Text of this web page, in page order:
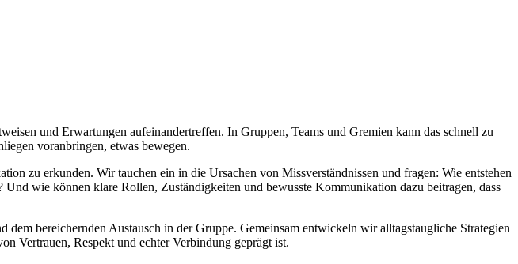
und Erwartungen aufeinandertreffen. In Gruppen, Teams und Gremien kann das schnell zu
voranbringen, etwas bewegen.
zu erkunden. Wir tauchen ein in die Ursachen von Missverständnissen und fragen: Wie entstehen
wie können klare Rollen, Zuständigkeiten und bewusste Kommunikation dazu beitragen, dass
bereichernden Austausch in der Gruppe. Gemeinsam entwickeln wir alltagstaugliche Strategien
Vertrauen, Respekt und echter Verbindung geprägt ist.